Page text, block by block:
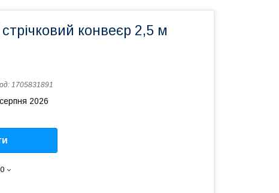
конвеєр 2,5 м
1705831891
2026